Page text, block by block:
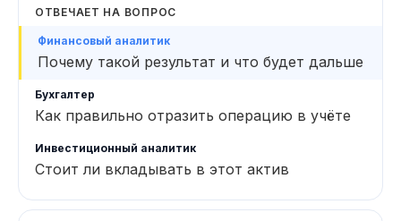
ОТВЕЧАЕТ НА ВОПРОС
Почему такой результат и что будет дальше
Как правильно отразить операцию в учёте
Стоит ли вкладывать в этот актив